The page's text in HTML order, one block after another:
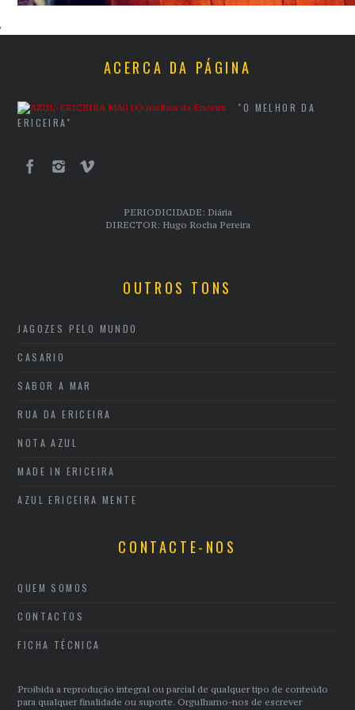
ACERCA DA PÁGINA
"O MELHOR DA
ERICEIRA"
PERIODICIDADE: Diária
DIRECTOR: Hugo Rocha Pereira
OUTROS TONS
JAGOZES PELO MUNDO
CASARIO
SABOR A MAR
RUA DA ERICEIRA
NOTA AZUL
MADE IN ERICEIRA
AZUL ERICEIRA MENTE
CONTACTE-NOS
QUEM SOMOS
CONTACTOS
FICHA TÉCNICA
Proibida a reprodução integral ou parcial de qualquer tipo de conteúdo
para qualquer finalidade ou suporte. Orgulhamo-nos de escrever